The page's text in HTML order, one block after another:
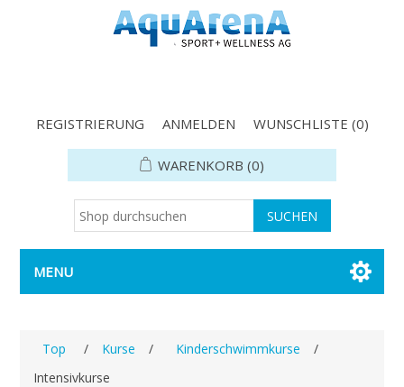
REGISTRIERUNG ANMELDEN WUNSCHLISTE (0)
WARENKORB (0)
MENU
Top / Kurse / Kinderschwimmkurse
/
Intensivkurse